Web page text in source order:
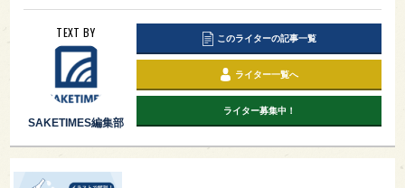
TEXT BY
SAKETIMES編集部
このライターの記事一覧
ライター一覧へ
ライター募集中！